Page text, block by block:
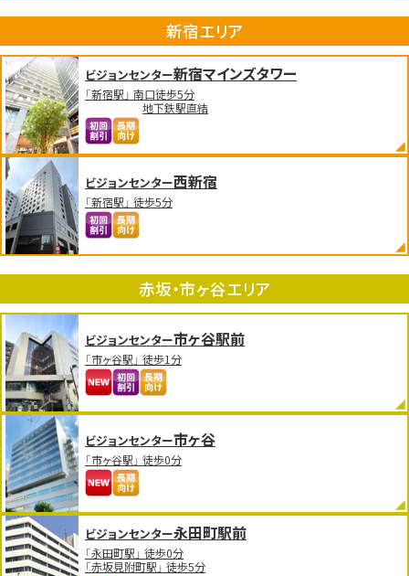
新宿エリア
ビジョンセンター新宿マインズタワー
「新宿駅」 南口徒歩5分
地下鉄駅直結
ビジョンセンター西新宿
「新宿駅」 徒歩5分
赤坂・市ヶ谷エリア
ビジョンセンター市ヶ谷駅前
「市ヶ谷駅」 徒歩1分
ビジョンセンター市ヶ谷
「市ヶ谷駅」 徒歩0分
ビジョンセンター永田町駅前
「永田町駅」 徒歩0分
「赤坂見附町駅」 徒歩5分